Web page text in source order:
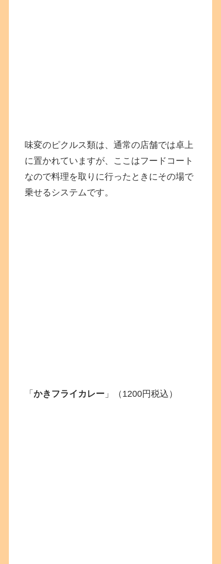
味変のピクルス類は、通常の店舗では卓上
に置かれていますが、ここはフードコート
なので料理を取りに行ったときにその場で
乗せるシステムです。
「かきフライカレー 」（1200円税込）